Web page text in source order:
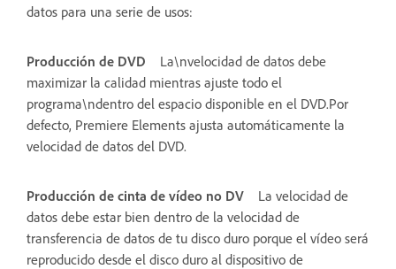
datos para una serie de usos:
Producción de DVD
La\nvelocidad de datos debe
maximizar la calidad mientras ajuste todo el
programa\ndentro del espacio disponible en el DVD.Por
defecto, Premiere Elements ajusta automáticamente la
velocidad de datos del DVD.
Producción de cinta de vídeo no DV
La velocidad de
datos debe estar bien dentro de la velocidad de
transferencia de datos de tu disco duro porque el vídeo será
reproducido desde el disco duro al dispositivo de